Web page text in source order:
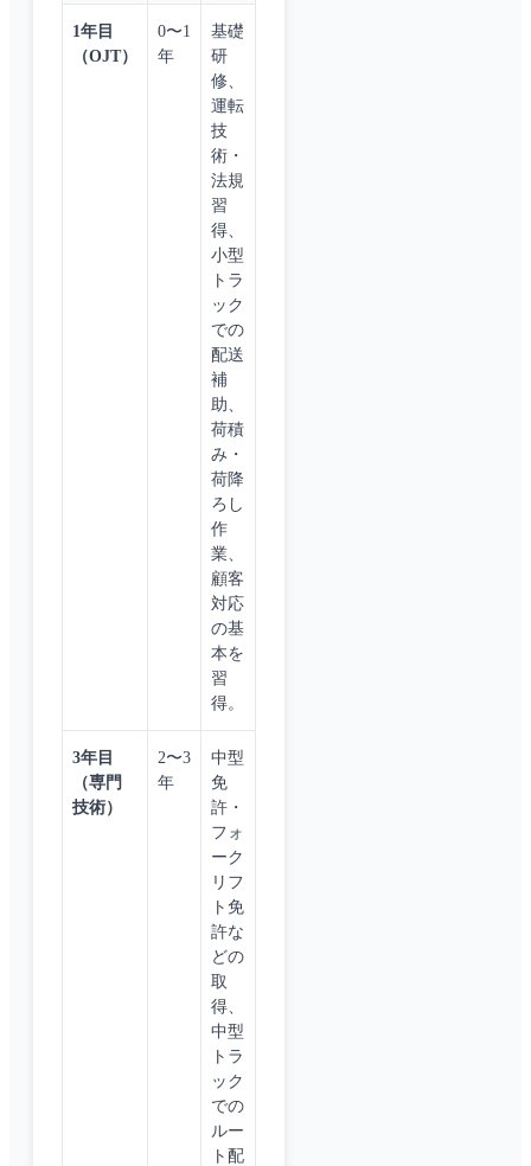
1年目
（OJT）
0〜1
年
基礎
研
修、
運転
技
術・
法規
習
得、
小型
トラ
ック
での
配送
補
助、
荷積
み・
荷降
ろし
作
業、
顧客
対応
の基
本を
習
得。
3年目
（専門
技術）
2〜3
年
中型
免
許・
フォ
ーク
リフ
ト免
許な
どの
取
得、
中型
トラ
ック
での
ルー
ト配